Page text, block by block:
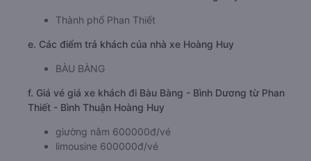
Thành phố Phan Thiết
e. Các điểm trả khách của nhà xe Hoàng Huy
BÀU BÀNG
f. Giá vé giá xe khách đi Bàu Bàng - Bình Dương từ Phan
Thiết - Bình Thuận Hoàng Huy
giường nằm 600000đ/vé
limousine 600000đ/vé